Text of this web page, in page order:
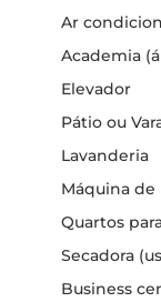
Ar
Academia
Elevador
Pátio ou
Lavanderia
Máquina de
Quartos
Secadora
Business